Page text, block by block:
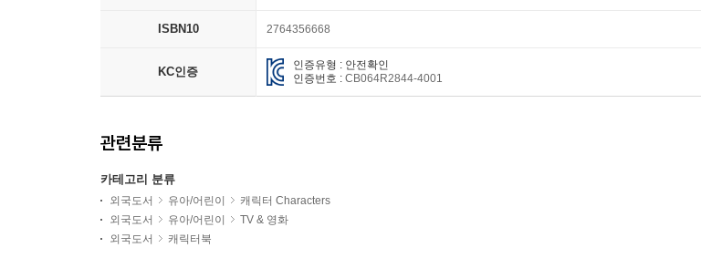
ISBN10 2764356668
KC인증
인증유형 : 안전확인
인증번호 :CB064R2844-4001
관련분류
카테고리 분류
외국도서 유아/어린이
캐릭터 Characters
외국도서
유아/어린이
TV & 영화
외국도서
캐릭터북